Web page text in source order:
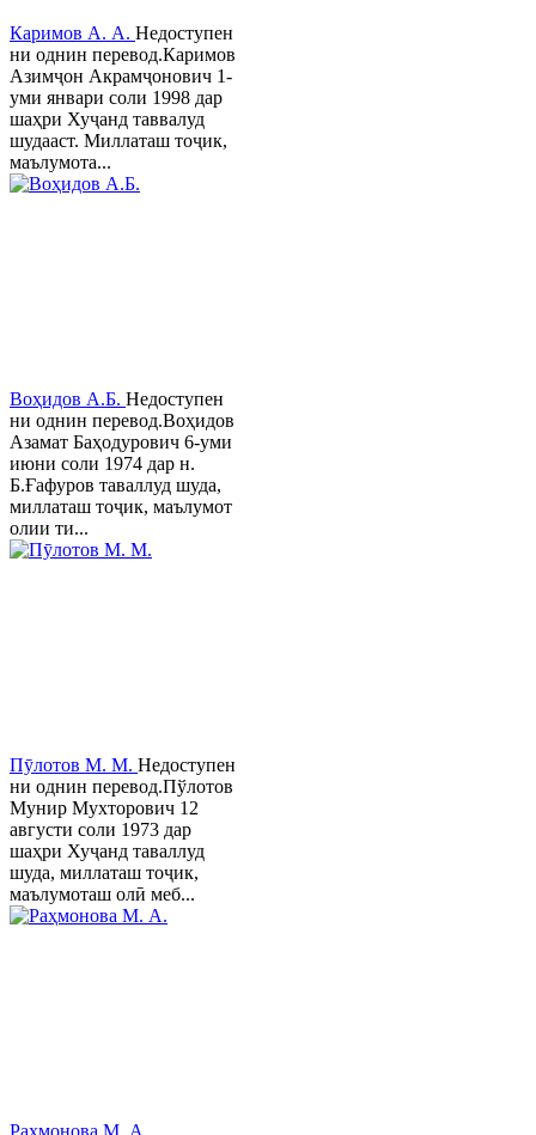
Каримов А. А. Недоступен
ни однин перевод.Каримов
Азимҷон Акрамҷонович 1-
уми январи соли 1998 дар
шаҳри Хуҷанд таввалуд
шудааст. Миллаташ тоҷик,
маълумота...
Воҳидов А.Б. Недоступен
ни однин перевод.Воҳидов
Азамат Баҳодурович 6-уми
июни соли 1974 дар н.
Б.Ғафуров таваллуд шуда,
миллаташ тоҷик, маълумот
олии ти...
Пӯлотов М. М. Недоступен
ни однин перевод.Пўлотов
Мунир Мухторович 12
августи соли 1973 дар
шаҳри Хуҷанд таваллуд
шуда, миллаташ тоҷик,
маълумоташ олӣ меб...